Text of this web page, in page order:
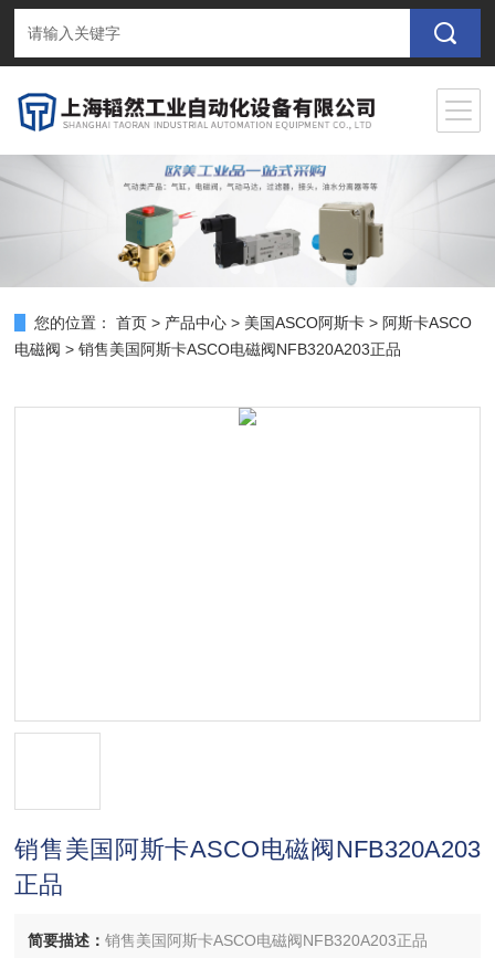
您的位置： 首页 > 产品中心 > 美国ASCO阿斯卡 > 阿斯卡ASCO
电磁阀 > 销售美国阿斯卡ASCO电磁阀NFB320A203正品
销售美国阿斯卡ASCO电磁阀NFB320A203
正品
简要描述：销售美国阿斯卡ASCO电磁阀NFB320A203正品